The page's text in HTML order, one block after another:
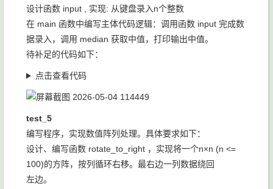
设计函数 input , 实现: 从键盘录入n个整数
在 main 函数中编写主体代码逻辑：调用函数 input 完成数
据录入，调用 median 获取中值，打印输出中值。
待补足的代码如下：
点击查看代码
test_5
编写程序，实现数值阵列处理。具体要求如下：
设计、编写函数 rotate_to_right ，实现将一个n×n (n <=
100)的方阵，按列循环右移。最右边一列数据绕回
左边。